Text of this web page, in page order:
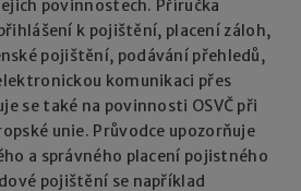
povinnostech. Příručka
k pojištění, placení záloh,
pojištění, podávání přehledů,
komunikaci přes
se také na povinnosti OSVČ při
unie. Průvodce upozorňuje
a správného placení pojistného
pojištění se například